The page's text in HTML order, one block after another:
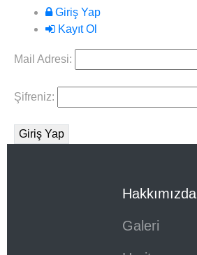
Giriş Yap
Kayıt Ol
Mail Adresi:
Şifreniz:
Hakkımızda
Galeri